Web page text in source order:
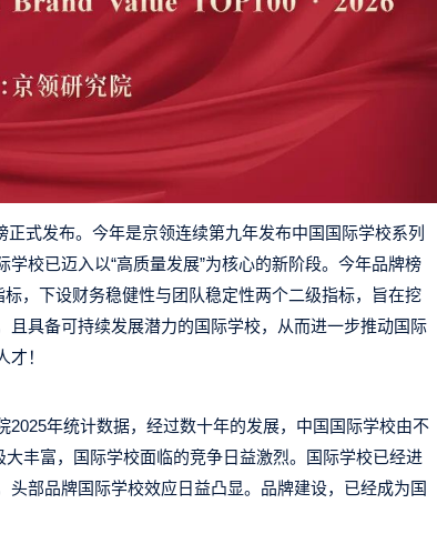
式发布。今年是京领连续第九年发布中国国际学校系列
校已迈入以“高质量发展”为核心的新阶段。今年品牌榜
，下设财务稳健性与团队稳定性两个二级指标，旨在挖
具备可持续发展潜力的国际学校，从而进一步推动国际
！
年统计数据，经过数十年的发展，中国国际学校由不
丰富，国际学校面临的竞争日益激烈。国际学校已经进
部品牌国际学校效应日益凸显。品牌建设，已经成为国